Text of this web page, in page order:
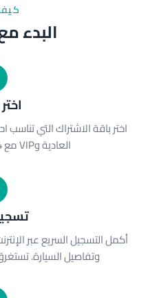
البدء
اختر باقة الاشتراك التي تناسب
العادية وVIP مع 4 أو 8 غسلات شهريًا.
أكمل التسجيل السريع عبر
وتفاصيل السيارة.